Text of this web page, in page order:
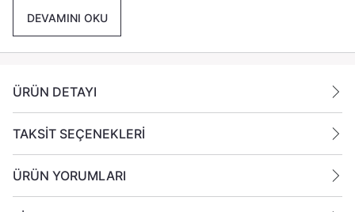
Ek Bilgiler:
Mumları yanıcı maddelerin yakınlarına koymayın
DEVAMINI OKU
ÜRÜN DETAYI
TAKSİT SEÇENEKLERİ
ÜRÜN YORUMLARI